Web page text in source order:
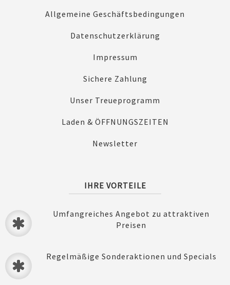
Allgemeine Geschäftsbedingungen
Datenschutzerklärung
Impressum
Sichere Zahlung
Unser Treueprogramm
Laden & ÖFFNUNGSZEITEN
Newsletter
IHRE VORTEILE
Umfangreiches Angebot zu attraktiven
Preisen
Regelmäßige Sonderaktionen und Specials